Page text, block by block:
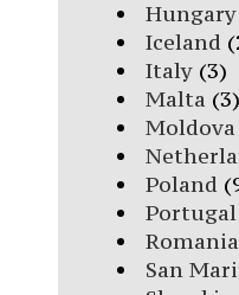
Hungary
Iceland
Italy(3)
Malta (3)
Moldova
Poland
Portugal
Romania
San